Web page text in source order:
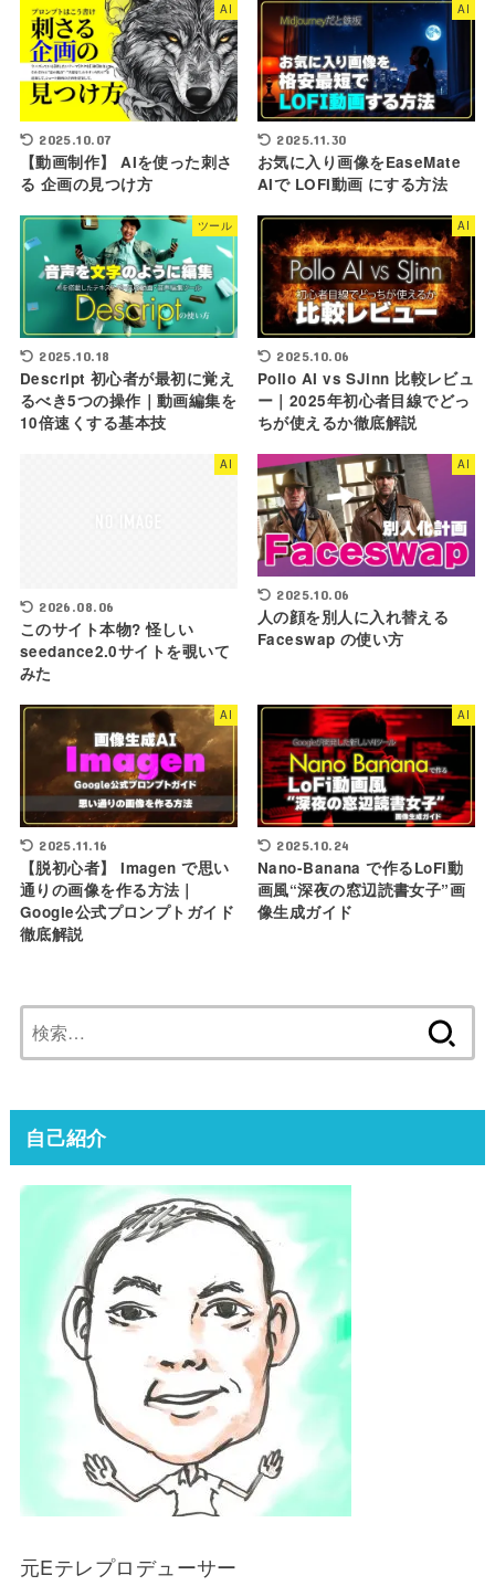
AI
2025.10.07
【動画制作】 AIを使った刺さ
る 企画の見つけ方
AI
2025.11.30
お気に入り画像をEaseMate
AIで LOFI動画 にする方法
ツール
2025.10.18
Descript 初心者が最初に覚え
るべき5つの操作｜動画編集を
10倍速くする基本技
AI
2025.10.06
Pollo AI vs SJinn 比較レビュ
ー｜2025年初心者目線でどっ
ちが使えるか徹底解説
AI
2026.08.06
このサイト本物? 怪しい
seedance2.0サイトを覗いて
みた
AI
2025.10.06
人の顔を別人に入れ替える
Faceswap の使い方
AI
2025.11.16
【脱初心者】 Imagen で思い
通りの画像を作る方法｜
Google公式プロンプトガイド
徹底解説
AI
2025.10.24
Nano-Banana で作るLoFi動
画風“深夜の窓辺読書女子”画
像生成ガイド
索:
自己紹介
元Eテレプロデューサー